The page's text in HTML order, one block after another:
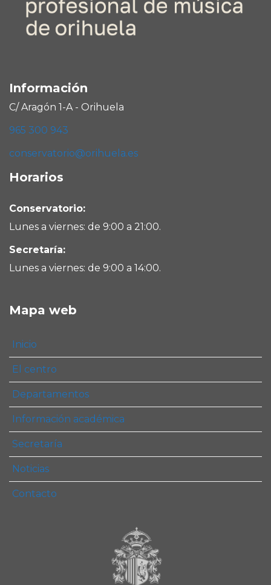
Información
C/ Aragón 1-A - Orihuela
965 300 943
conservatorio@orihuela.es
Horarios
Conservatorio:
Lunes a viernes: de 9:00 a 21:00.
Secretaría:
Lunes a viernes: de 9:00 a 14:00.
Mapa web
Inicio
El centro
Departamentos
Información académica
Secretaría
Noticias
Contacto